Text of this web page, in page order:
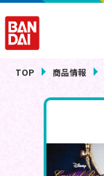
TOP 商品情報